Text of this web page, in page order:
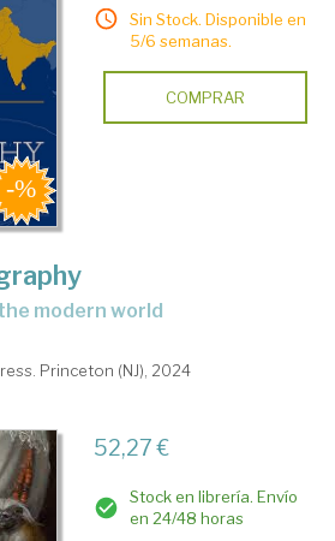
Sin Stock. Disponible en
5/6 semanas.
COMPRAR
modern world
Princeton (NJ), 2024
52,27 €
Stock en librería. Envío
en 24/48 horas